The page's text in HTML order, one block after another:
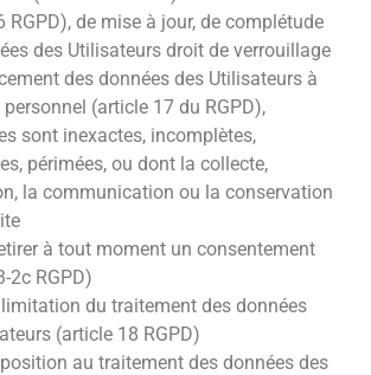
RGPD), de mise à jour, de complétude
des Utilisateurs droit de verrouillage
des données des Utilisateurs à
(article 17 du RGPD),
sont inexactes, incomplètes,
périmées, ou dont la collecte,
la communication ou la conservation
à tout moment un consentement
2c RGPD)
du traitement des données
(article 18 RGPD)
au traitement des données des